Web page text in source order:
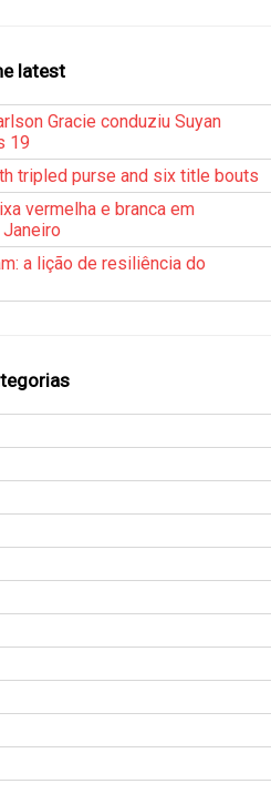
latest
Gracie conduziu Suyan
19
tripled purse and six title bouts
vermelha e branca em
a lição de resiliência do